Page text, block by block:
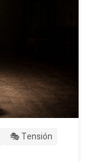
🎭 Tensión